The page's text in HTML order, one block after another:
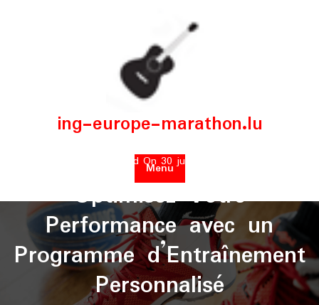
ing-europe-marathon.lu
Menu
Posted On 30 juillet 2024
Optimisez Votre
Performance avec un
Programme d’Entraînement
Personnalisé